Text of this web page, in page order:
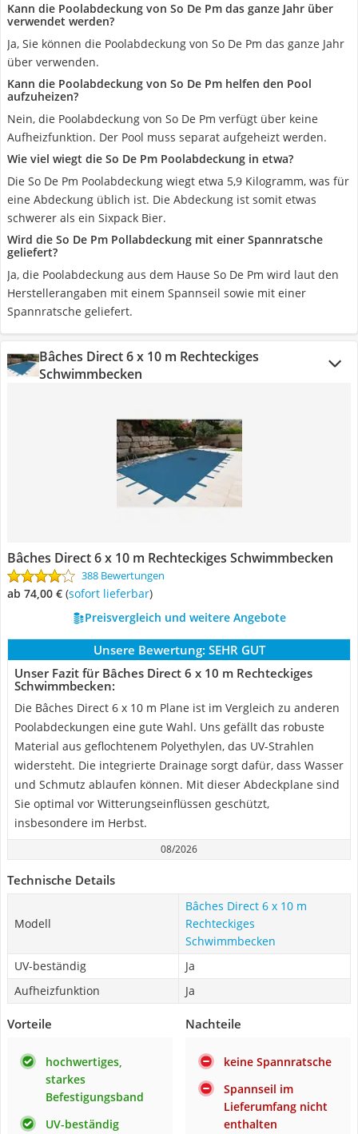
Kann die Poolabdeckung von So De Pm das ganze Jahr über
verwendet werden?
Ja, Sie können die Poolabdeckung von So De Pm das ganze Jahr
über verwenden.
Kann die Poolabdeckung von So De Pm helfen den Pool
aufzuheizen?
Nein, die Poolabdeckung von So De Pm verfügt über keine
Aufheizfunktion. Der Pool muss separat aufgeheizt werden.
Wie viel wiegt die So De Pm Poolabdeckung in etwa?
Die So De Pm Poolabdeckung wiegt etwa 5,9 Kilogramm, was für
eine Abdeckung üblich ist. Die Abdeckung ist somit etwas
schwerer als ein Sixpack Bier.
Wird die So De Pm Pollabdeckung mit einer Spannratsche
geliefert?
Ja, die Poolabdeckung aus dem Hause So De Pm wird laut den
Herstellerangaben mit einem Spannseil sowie mit einer
Spannratsche geliefert.
Bâches Direct 6 x 10 m Rechteckiges
Schwimmbecken
Bâches Direct 6 x 10 m Rechteckiges Schwimmbecken
388 Bewertungen
ab 74,00 € ( Sofort lieferbar)
Preisvergleich und weitere Angebote
Unsere Bewertung: SEHR GUT
Unser Fazit für Bâches Direct 6 x 10 m Rechteckiges
Schwimmbecken:
Die Bâches Direct 6 x 10 m Plane ist im Vergleich zu anderen
Poolabdeckungen eine gute Wahl. Uns gefällt das robuste
Material aus geflochtenem Polyethylen, das UV-Strahlen
widersteht. Die integrierte Drainage sorgt dafür, dass Wasser
und Schmutz ablaufen können. Mit dieser Abdeckplane sind
Sie optimal vor Witterungseinflüssen geschützt,
insbesondere im Herbst.
08/2026
Technische Details
Modell
Bâches Direct 6 x 10 m
Rechteckiges
Schwimmbecken
UV-beständig
Ja
Aufheizfunktion
Ja
Vorteile
hochwertiges,
starkes
Befestigungsband
UV-beständig
Nachteile
keine Spannratsche
Spannseil im
Lieferumfang nicht
enthalten